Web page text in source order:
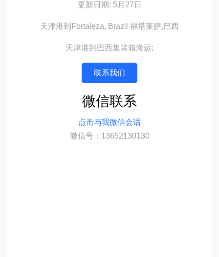
更新日期: 5月27日
天津港到Fortaleza, Brazil 福塔莱萨,巴西
天津港到巴西集装箱海运;
联系我们
微信联系
点击与我微信会话
微信号：13652130130